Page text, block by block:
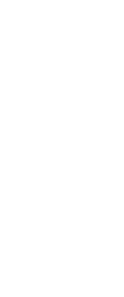
sugar
9 to 11